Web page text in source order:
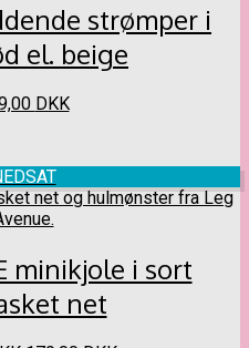
vælges
på
varesiden
strømper i
el. beige
DKKDette
flere
varianter.
Mulighederne
på
varesiden
minikjole i sort
net